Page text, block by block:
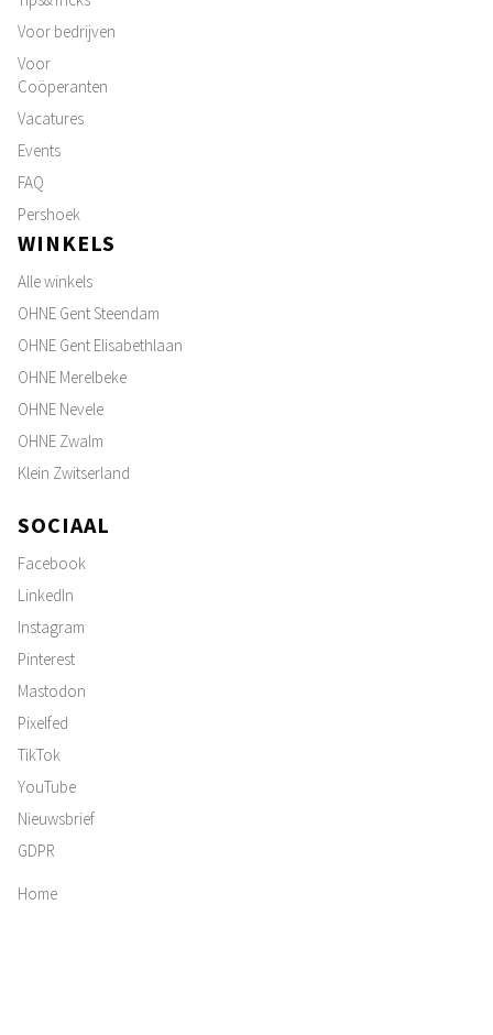
Voor bedrijven
Voor
Coöperanten
Vacatures
Events
FAQ
Pershoek
WINKELS
Alle winkels
OHNE Gent Steendam
OHNE Gent Elisabethlaan
OHNE Merelbeke
OHNE Nevele
OHNE Zwalm
Klein Zwitserland
SOCIAAL
Facebook
LinkedIn
Instagram
Pinterest
Mastodon
Pixelfed
TikTok
YouTube
Nieuwsbrief
GDPR
Home